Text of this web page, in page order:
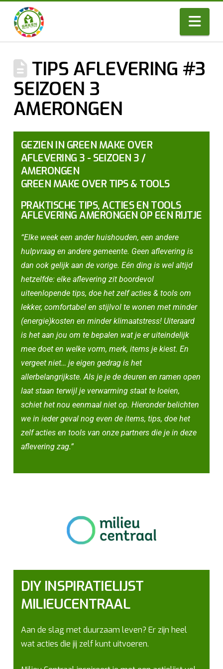
TIPS AFLEVERING #3
SEIZOEN 3
AMERONGEN
GEZIEN IN GREEN MAKE OVER
AFLEVERING 3 - SEIZOEN 3 /
AMERONGEN
GREEN MAKE OVER TIPS & TOOLS
PRAKTISCHE TIPS, ACTIES EN TOOLS
AFLEVERING AMERONGEN OP EEN RIJTJE
“Elke week een ander huishouden, een andere
hulpvraag en andere gemeente. Geen aflevering is
dan ook gelijk aan de vorige. Eén ding is wel altijd
hetzelfde: elke aflevering zit boordevol
uiteenlopende tips, doe het zelf acties & tools om
lekker, comfortabel en stijlvol te wonen met minder
(energie)kosten en minder klimaatstress! Uiteraard
is het aan jou om te bepalen wat je er uiteindelijk
mee doet en welke vorm, merk, items je kiest. En
vergeet niet… je eigen gedrag is het
allerbelangrijkste. Als je je de deuren en ramen open
laat staan terwijl je verwarming staat te loeien,
schiet het nou eenmaal niet op. Hieronder belichten
we in ieder geval nog even de items, tips, doe het
zelf acties en tools van onze partners die je in deze
aflevering zag.”
DIY INSPIRATIELIJST
MILIEUCENTRAAL
Aan de slag met duurzaam leven? Er zijn heel
wat acties die jij zelf kunt uitvoeren.